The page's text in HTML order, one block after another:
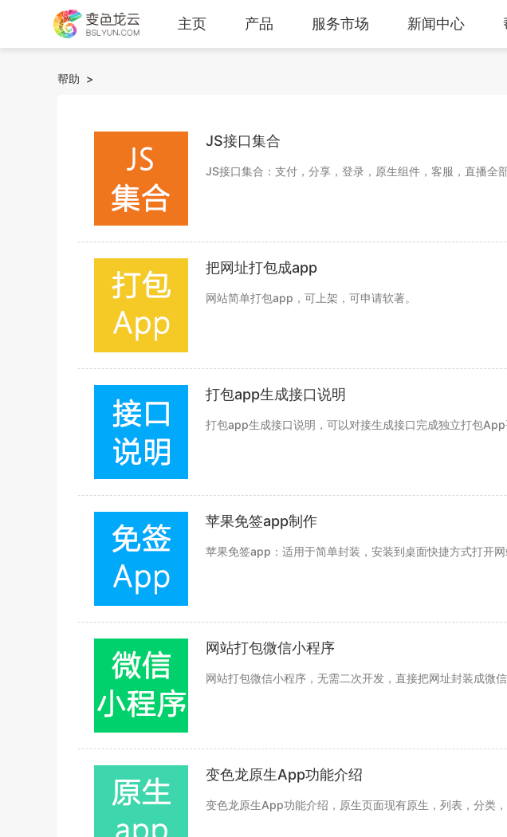
主页 产品 服务市场 新闻中心
帮助 >
JS接口集合
JS接口集合：支付，分享，登录，原生组件，客服，直播全
把网址打包成app
网站简单打包app，可上架，可申请软著。
打包app生成接口说明
打包app生成接口说明，可以对接生成接口完成独立打包App
苹果免签app制作
苹果免签app：适用于简单封装，安装到桌面快捷方式打开
网站打包微信小程序
网站打包微信小程序，无需二次开发，直接把网址封装成微信
变色龙原生App功能介绍
变色龙原生App功能介绍，原生页面现有原生，列表，分类，